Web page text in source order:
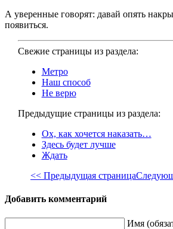
А уверенные говорят: давай опять
появиться.
Свежие страницы из раздела:
Метро
Наш способ
Не верю
Предыдущие страницы из раздела:
Ох, как хочется наказать…
Здесь будет лучше
Ждать
<< Предыдущая страница
Добавить комментарий
Имя